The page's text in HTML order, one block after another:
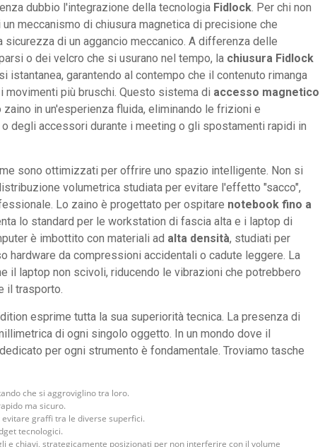
quantità
dubbio l'integrazione della tecnologia Fidlock. Per chi non
meccanismo di chiusura magnetica di precisione che
sicurezza di un aggancio meccanico. A differenza delle
o dei velcro che si usurano nel tempo, la chiusura Fidlock
istantanea, garantendo al contempo che il contenuto rimanga
movimenti più bruschi. Questo sistema di accesso magnetico
in un'esperienza fluida, eliminando le frizioni e
degli accessori durante i meeting o gli spostamenti rapidi in
sono ottimizzati per offrire uno spazio intelligente. Non si
volumetrica studiata per evitare l'effetto "sacco",
Lo zaino è progettato per ospitare notebook fino a
lo standard per le workstation di fascia alta e i laptop di
è imbottito con materiali ad alta densità, studiati per
da compressioni accidentali o cadute leggere. La
il laptop non scivoli, riducendo le vibrazioni che potrebbero
il trasporto.
esprime tutta la sua superiorità tecnica. La presenza di
di ogni singolo oggetto. In un mondo dove il
per ogni strumento è fondamentale. Troviamo tasche
che si aggroviglino tra loro.
ma sicuro.
graffi tra le diverse superfici.
tecnologici.
e chiavi, strategicamente posizionati per non interferire con il volume